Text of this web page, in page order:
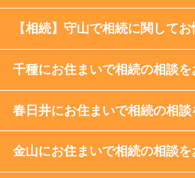
【相続】守山で相続に関して
千種にお住まいで相続の相談
春日井にお住まいで相続の相
金山にお住まいで相続の相談